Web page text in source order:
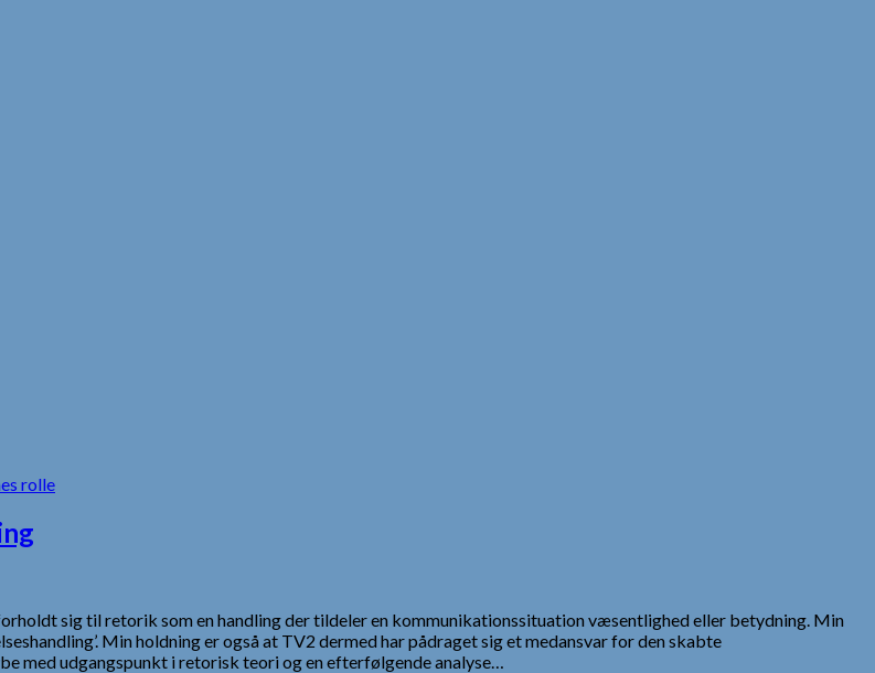
rolle
sig til retorik som en handling der tildeler en kommunikationssituation væsentlighed eller betydning. Min
Min holdning er også at TV2 dermed har pådraget sig et medansvar for den skabte
med udgangspunkt i retorisk teori og en efterfølgende analyse…